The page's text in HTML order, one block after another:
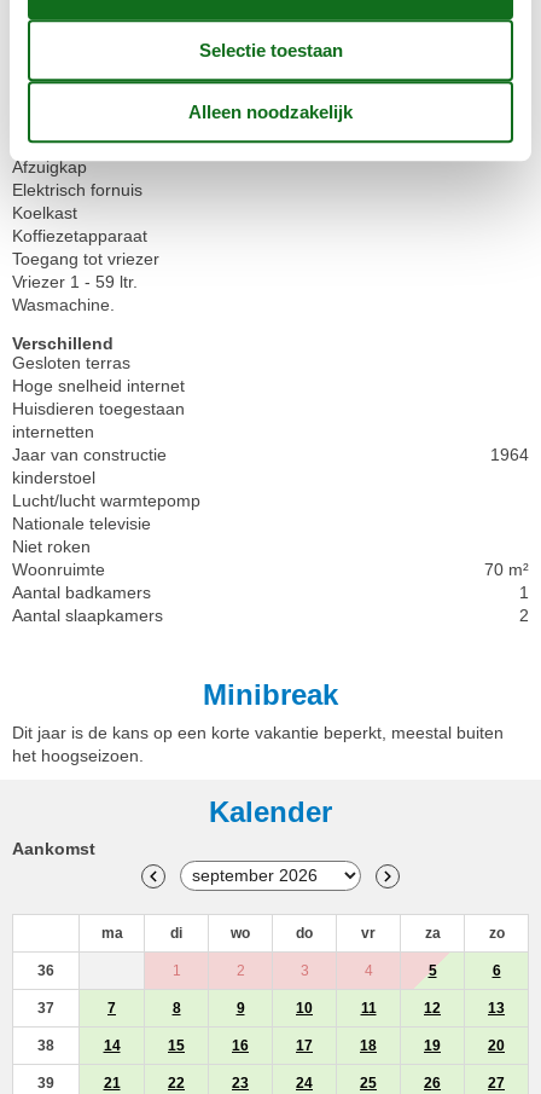
Terras
Zwemmogelijkheden vanaf het zandstrand
Keuken
Afzuigkap
Elektrisch fornuis
Koelkast
Koffiezetapparaat
Toegang tot vriezer
Vriezer 1 - 59 ltr.
Wasmachine.
Verschillend
Gesloten terras
Hoge snelheid internet
Huisdieren toegestaan
internetten
Jaar van constructie
1964
kinderstoel
Lucht/lucht warmtepomp
Nationale televisie
Niet roken
Woonruimte
70 m²
Aantal badkamers
1
Aantal slaapkamers
2
Minibreak
Dit jaar is de kans op een korte vakantie beperkt, meestal buiten
het hoogseizoen.
Kalender
Aankomst
ma di wo do vr za zo
36 1 2 3 4 5 6
37 7 8 9 10 11 12 13
38 14 15 16 17 18 19 20
39 21 22 23 24 25 26 27